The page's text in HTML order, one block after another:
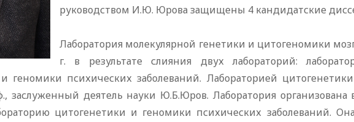
руководством И.Ю. Юрова защищены 4 кандидатские
Лаборатория молекулярной генетики и цитогеномики
г. в результате слияния двух лабораторий:
геномики психических заболеваний. Лабораторией
заслуженный деятель науки Ю.Б.Юров. Лаборатория организована
цитогенетики и геномики психических заболеваний.